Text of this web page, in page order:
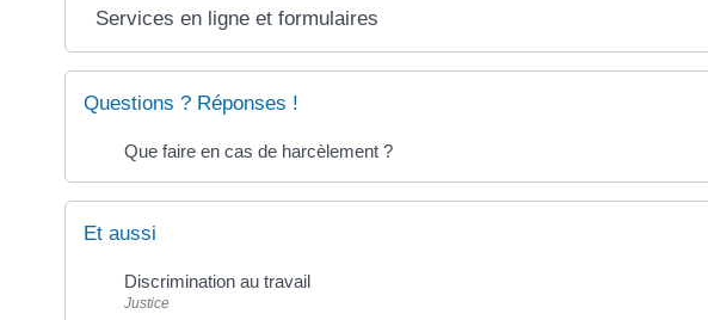
Services en ligne et formulaires
Questions ? Réponses !
Que faire en cas de harcèlement ?
Et aussi
Discrimination au travail
Justice